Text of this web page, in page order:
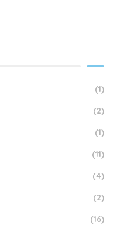
(1)
(2)
(1)
(11)
(4)
(2)
(16)